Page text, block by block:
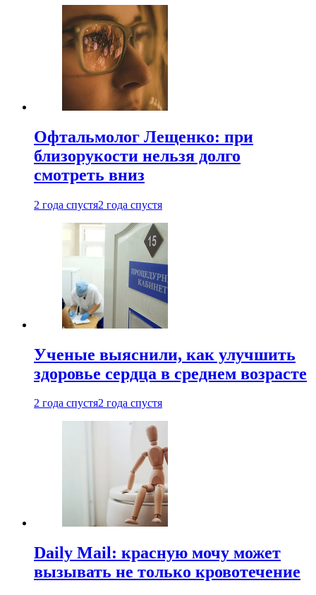
Офтальмолог Лещенко: при
близорукости нельзя долго
смотреть вниз
2 года спустя2 года спустя
Ученые выяснили, как улучшить
здоровье сердца в среднем возрасте
2 года спустя2 года спустя
Daily Mail: красную мочу может
вызывать не только кровотечение